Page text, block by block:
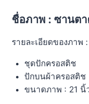
ชื่อภาพ : ซานต
รายละเอียดของภาพ :
ชุดปักครอสติช
ปักบนผ้าครอสติช
ขนาดภาพ : 21 นิ้